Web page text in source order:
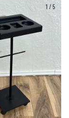
1/5